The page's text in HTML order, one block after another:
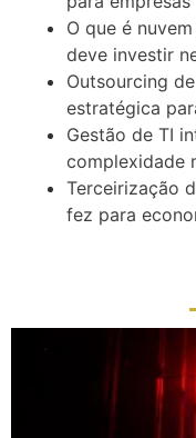
O que é
deve investir
Outsourcing
estratégica
Gestão de TI
complexidade
Terceirização
fez para